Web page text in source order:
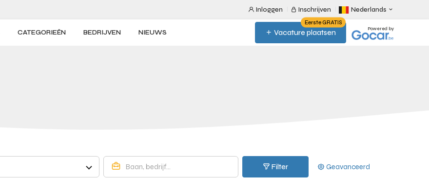
Inloggen Inschrijven Nederlands
CATEGORIEËN BEDRIJVEN NIEUWS Vacature plaatsen
Eerste GRATIS
Powered by
Filter Geavanceerd